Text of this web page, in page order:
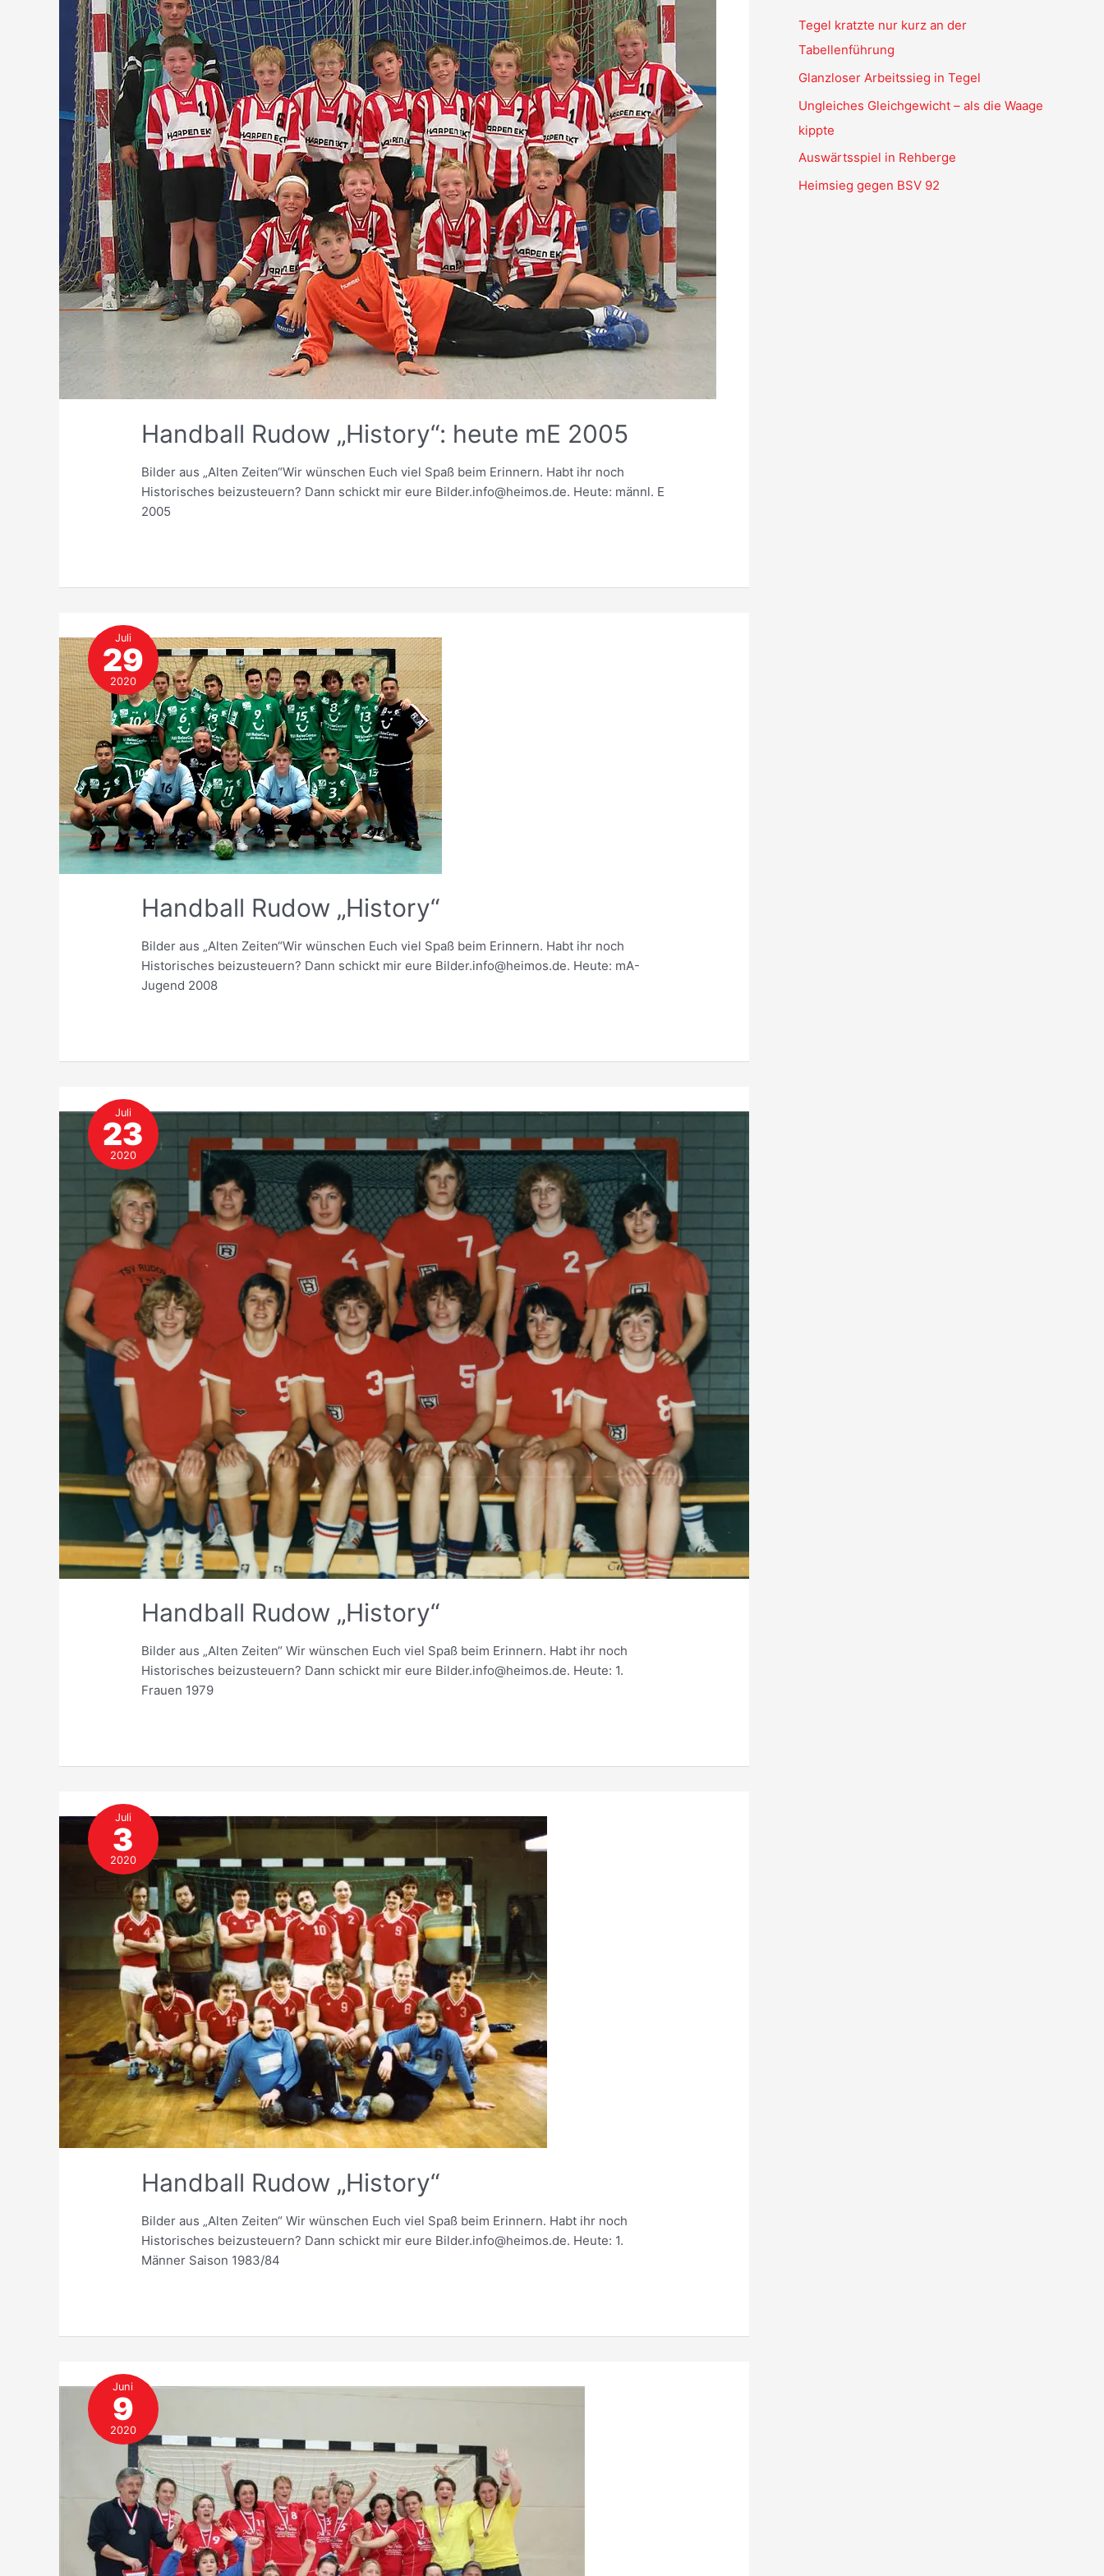
Handball Rudow „History“: heute mE 2005
Bilder aus „Alten Zeiten“Wir wünschen Euch viel Spaß beim Erinnern. Habt ihr noch
Historisches beizusteuern? Dann schickt mir eure Bilder.info@heimos.de. Heute: männl. E
2005
Juli
29
2020
Handball Rudow „History“
Bilder aus „Alten Zeiten“Wir wünschen Euch viel Spaß beim Erinnern. Habt ihr noch
Historisches beizusteuern? Dann schickt mir eure Bilder.info@heimos.de. Heute: mA-
Jugend 2008
Juli
23
2020
Handball Rudow „History“
Bilder aus „Alten Zeiten“ Wir wünschen Euch viel Spaß beim Erinnern. Habt ihr noch
Historisches beizusteuern? Dann schickt mir eure Bilder.info@heimos.de. Heute: 1.
Frauen 1979
Juli
3
2020
Handball Rudow „History“
Bilder aus „Alten Zeiten“ Wir wünschen Euch viel Spaß beim Erinnern. Habt ihr noch
Historisches beizusteuern? Dann schickt mir eure Bilder.info@heimos.de. Heute: 1.
Männer Saison 1983/84
Juni
9
2020
Tegel kratzte nur kurz an der
Tabellenführung
Glanzloser Arbeitssieg in Tegel
Ungleiches Gleichgewicht – als die Waage
kippte
Auswärtsspiel in Rehberge
Heimsieg gegen BSV 92